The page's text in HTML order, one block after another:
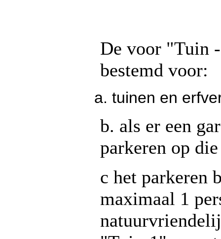
De voor "Tuin
bestemd voor:
tuinen en
b. als er een
parkeren op
c het parkeren
maximaal 1